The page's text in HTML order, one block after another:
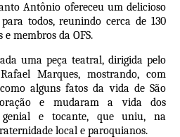
Antônio ofereceu um delicioso
todos, reunindo cerca de 130
membros da OFS.
uma peça teatral, dirigida pelo
Marques, mostrando, com
alguns fatos da vida de São
e mudaram a vida dos
genial e tocante, que uniu, na
local e paroquianos.